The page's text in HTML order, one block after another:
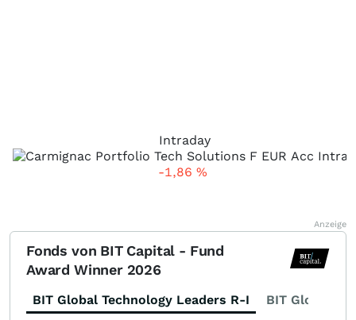
Intraday
-1,86 %
Anzeige
Fonds von BIT Capital - Fund
Award Winner 2026
BIT Global Technology Leaders R-I BIT Global